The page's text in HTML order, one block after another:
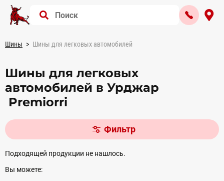
Шины Шины для легковых автомобилей
Шины для легковых
автомобилей в Урджар
Premiorri
Фильтр
Подходящей продукции не нашлось.
Вы можете: